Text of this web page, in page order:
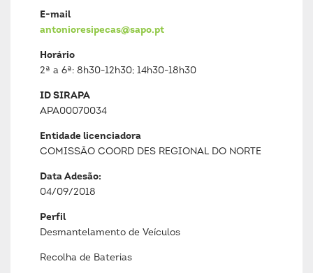
E-mail
antonioresipecas@sapo.pt
Horário
2ª a 6ª: 8h30-12h30; 14h30-18h30
ID SIRAPA
APA00070034
Entidade licenciadora
COMISSÃO COORD DES REGIONAL DO NORTE
Data Adesão:
04/09/2018
Perfil
Desmantelamento de Veículos
Recolha de Baterias